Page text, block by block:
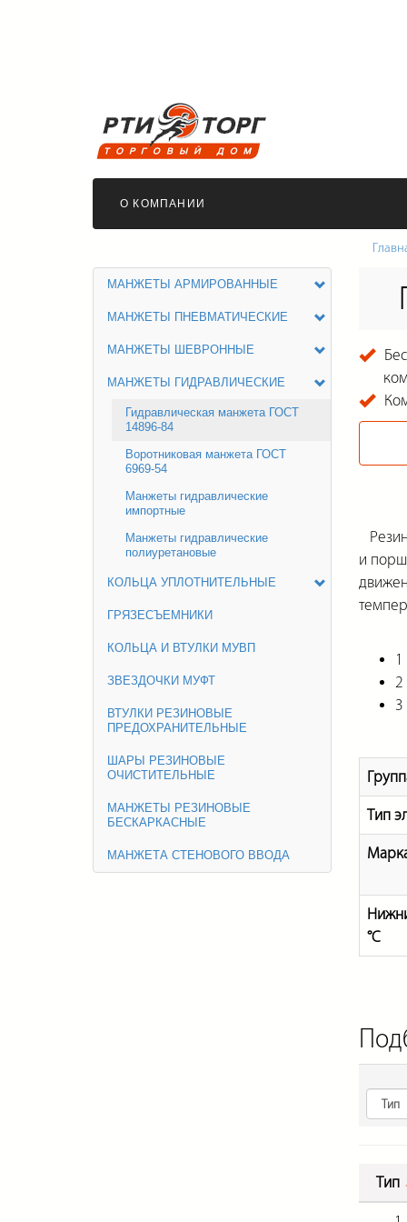
О КОМПАНИИ
МАНЖЕТЫ АРМИРОВАННЫЕ
МАНЖЕТЫ ПНЕВМАТИЧЕСКИЕ
МАНЖЕТЫ ШЕВРОННЫЕ
МАНЖЕТЫ ГИДРАВЛИЧЕСКИЕ
Гидравлическая манжета ГОСТ
14896-84
Воротниковая манжета ГОСТ
6969-54
Манжеты гидравлические
импортные
Манжеты гидравлические
полиуретановые
КОЛЬЦА УПЛОТНИТЕЛЬНЫЕ
ГРЯЗЕСЪЕМНИКИ
КОЛЬЦА И ВТУЛКИ МУВП
ЗВЕЗДОЧКИ МУФТ
ВТУЛКИ РЕЗИНОВЫЕ
ПРЕДОХРАНИТЕЛЬНЫЕ
ШАРЫ РЕЗИНОВЫЕ
ОЧИСТИТЕЛЬНЫЕ
МАНЖЕТЫ РЕЗИНОВЫЕ
БЕСКАРКАСНЫЕ
МАНЖЕТА СТЕНОВОГО ВВОДА
и
2
3
Тип
°С
Тип